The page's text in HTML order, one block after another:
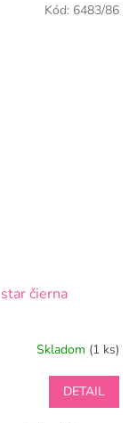
čierna
Skladom (1 ks)
DETAIL
Kód: 6483/86